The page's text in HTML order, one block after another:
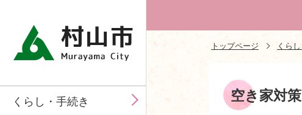
くらし・手続き
トップページ くら
空き家対